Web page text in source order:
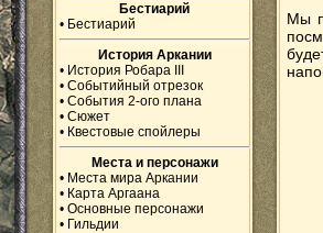
Бестиарий
• Бестиарий
История Аркании
• История Робара III
• Событийный отрезок
• События 2-ого плана
• Сюжет
• Квестовые спойлеры
Места и персонажи
• Места мира Аркании
• Карта Аргаана
• Основные персонажи
• Гильдии
Мы